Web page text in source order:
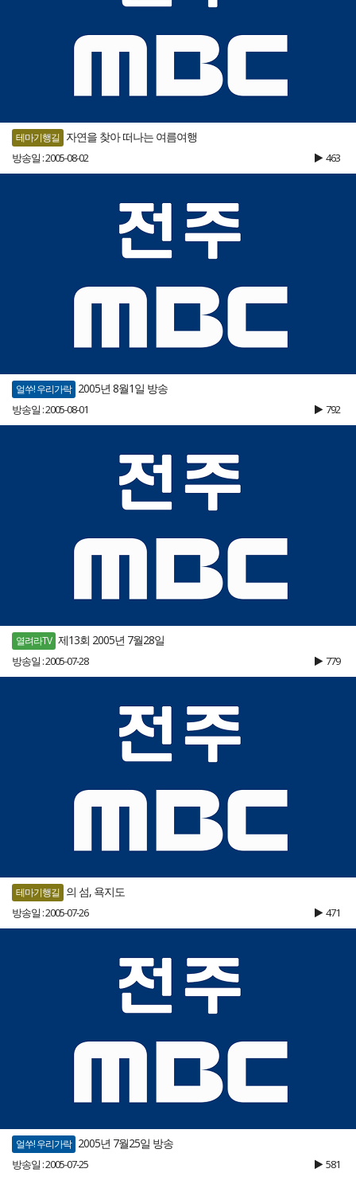
테마기행길 자연을 찾아 떠나는 여름여행
방송일 : 2005-08-02 463
얼쑤! 우리가락 2005년 8월1일 방송
방송일 : 2005-08-01 792
열려라TV 제13회 2005년 7월28일
방송일 : 2005-07-28 779
테마기행길 의 섬, 욕지도
방송일 : 2005-07-26 471
얼쑤! 우리가락 2005년 7월25일 방송
방송일 : 2005-07-25 581